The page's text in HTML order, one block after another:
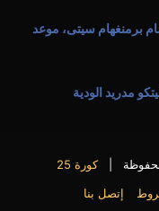
برمنغهام سيتى، موعد
مدريد الودية
كورة 25
إتصل بنا